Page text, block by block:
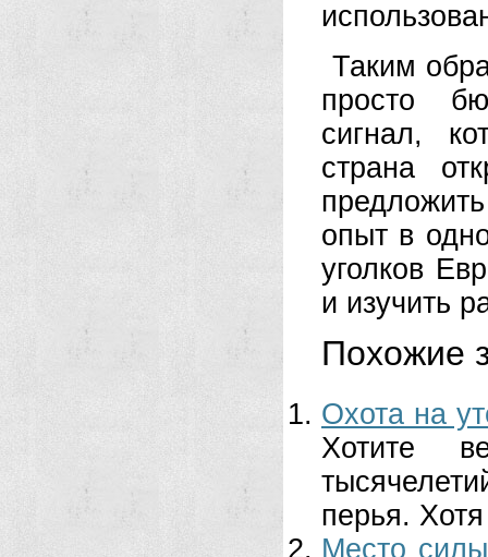
Таким
просто
сигнал,
страна
опыт в
уголков
и изучить
Похожие
Охота на
Хотите
перья.
Место